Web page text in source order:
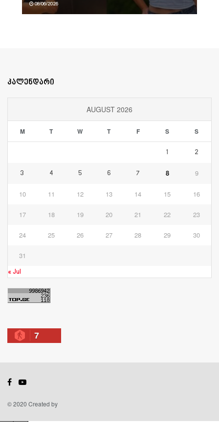
08/06/2026
კალენდარი
AUGUST 2026
M T W T F S S
1 2
3 4 5 6 7 8 9
10 11 12 13 14 15 16
17 18 19 20 21 22 23
24 25 26 27 28 29 30
31
« Jul
7
© 2020 Created by